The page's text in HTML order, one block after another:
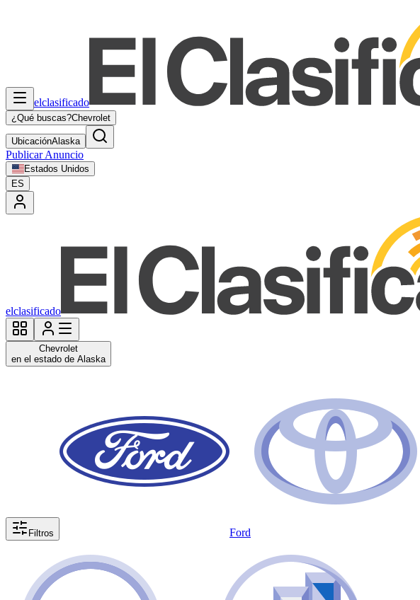
elclasificado
¿Qué buscas?Chevrolet
UbicaciónAlaska
Publicar Anuncio
Estados Unidos
ES
elclasificado
Chevrolet
en el estado de Alaska
Filtros Ford